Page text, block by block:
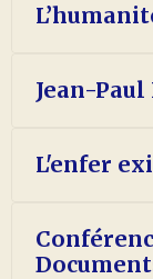
Jean-Paul
L'enfer